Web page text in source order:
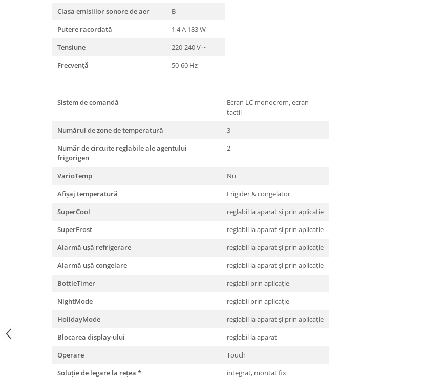
Clasa emisiilor sonore de aer
B
Putere racordată
1,4 A 183 W
Tensiune
220-240 V ~
Frecvenţă
50-60 Hz
Sistem de comandă
Ecran LC monocrom, ecran
tactil
Numărul de zone de temperatură
3
Număr de circuite reglabile ale agentului
frigorigen
2
VarioTemp
Nu
Afişaj temperatură
Frigider & congelator
SuperCool
reglabil la aparat şi prin aplicaţie
SuperFrost
reglabil la aparat şi prin aplicaţie
Alarmă uşă refrigerare
reglabil la aparat şi prin aplicaţie
Alarmă uşă congelare
reglabil la aparat şi prin aplicaţie
BottleTimer
reglabil prin aplicaţie
NightMode
reglabil prin aplicaţie
HolidayMode
reglabil la aparat şi prin aplicaţie
Blocarea display-ului
reglabil la aparat
Operare
Touch
Soluţie de legare la reţea * integrat, montat fix